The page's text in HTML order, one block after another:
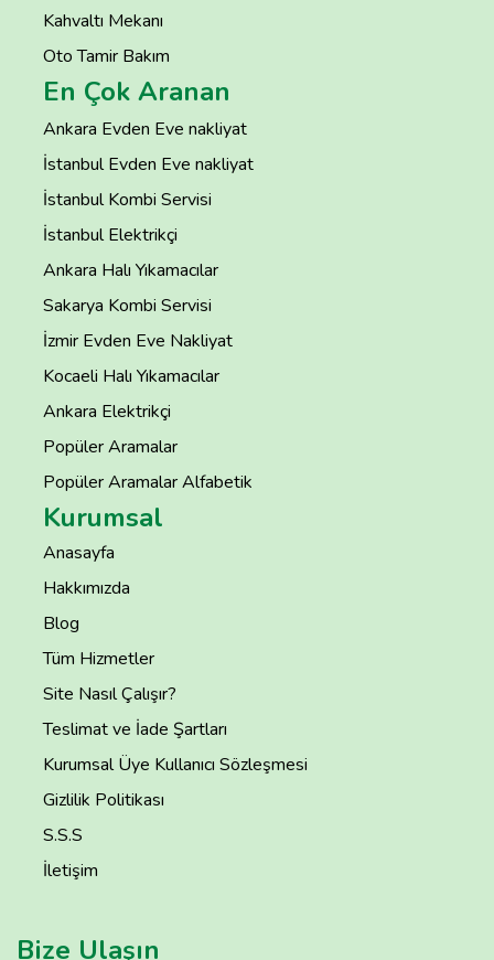
Kahvaltı Mekanı
Oto Tamir Bakım
En Çok Aranan
Ankara Evden Eve nakliyat
İstanbul Evden Eve nakliyat
İstanbul Kombi Servisi
İstanbul Elektrikçi
Ankara Halı Yıkamacılar
Sakarya Kombi Servisi
İzmir Evden Eve Nakliyat
Kocaeli Halı Yıkamacılar
Ankara Elektrikçi
Popüler Aramalar
Popüler Aramalar Alfabetik
Kurumsal
Anasayfa
Hakkımızda
Blog
Tüm Hizmetler
Site Nasıl Çalışır?
Teslimat ve İade Şartları
Kurumsal Üye Kullanıcı Sözleşmesi
Gizlilik Politikası
S.S.S
İletişim
Bize Ulaşın